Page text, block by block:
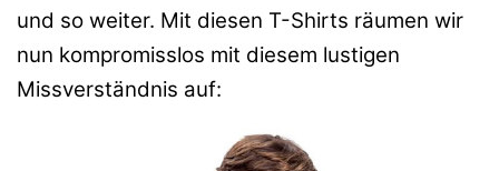
und so weiter. Mit diesen T-Shirts räumen wir
nun kompromisslos mit diesem lustigen
Missverständnis auf: